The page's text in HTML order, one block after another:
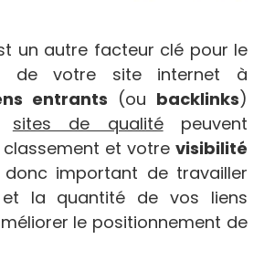
un autre facteur clé pour le
de votre site internet à
entrants (ou backlinks)
sites de qualitépeuvent
et votre visibilité
important de travailler
la quantité de vos liens
le positionnement de